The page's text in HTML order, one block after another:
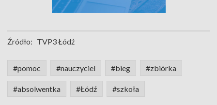
Źródło: TVP3 Łódź
#pomoc #nauczyciel #bieg #zbiórka
#absolwentka #Łódź #szkoła